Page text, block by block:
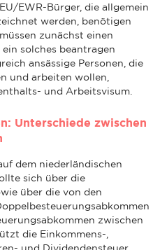
EWR-Bürger, die allgemein
werden, benötigen
zunächst einen
solches beantragen
ansässige Personen, die
und arbeiten wollen,
und Arbeitsvisum.
Unterschiede zwischen
dem niederländischen
sich über die
über die von den
zwischen
die Einkommens-,
und Dividendensteuer.